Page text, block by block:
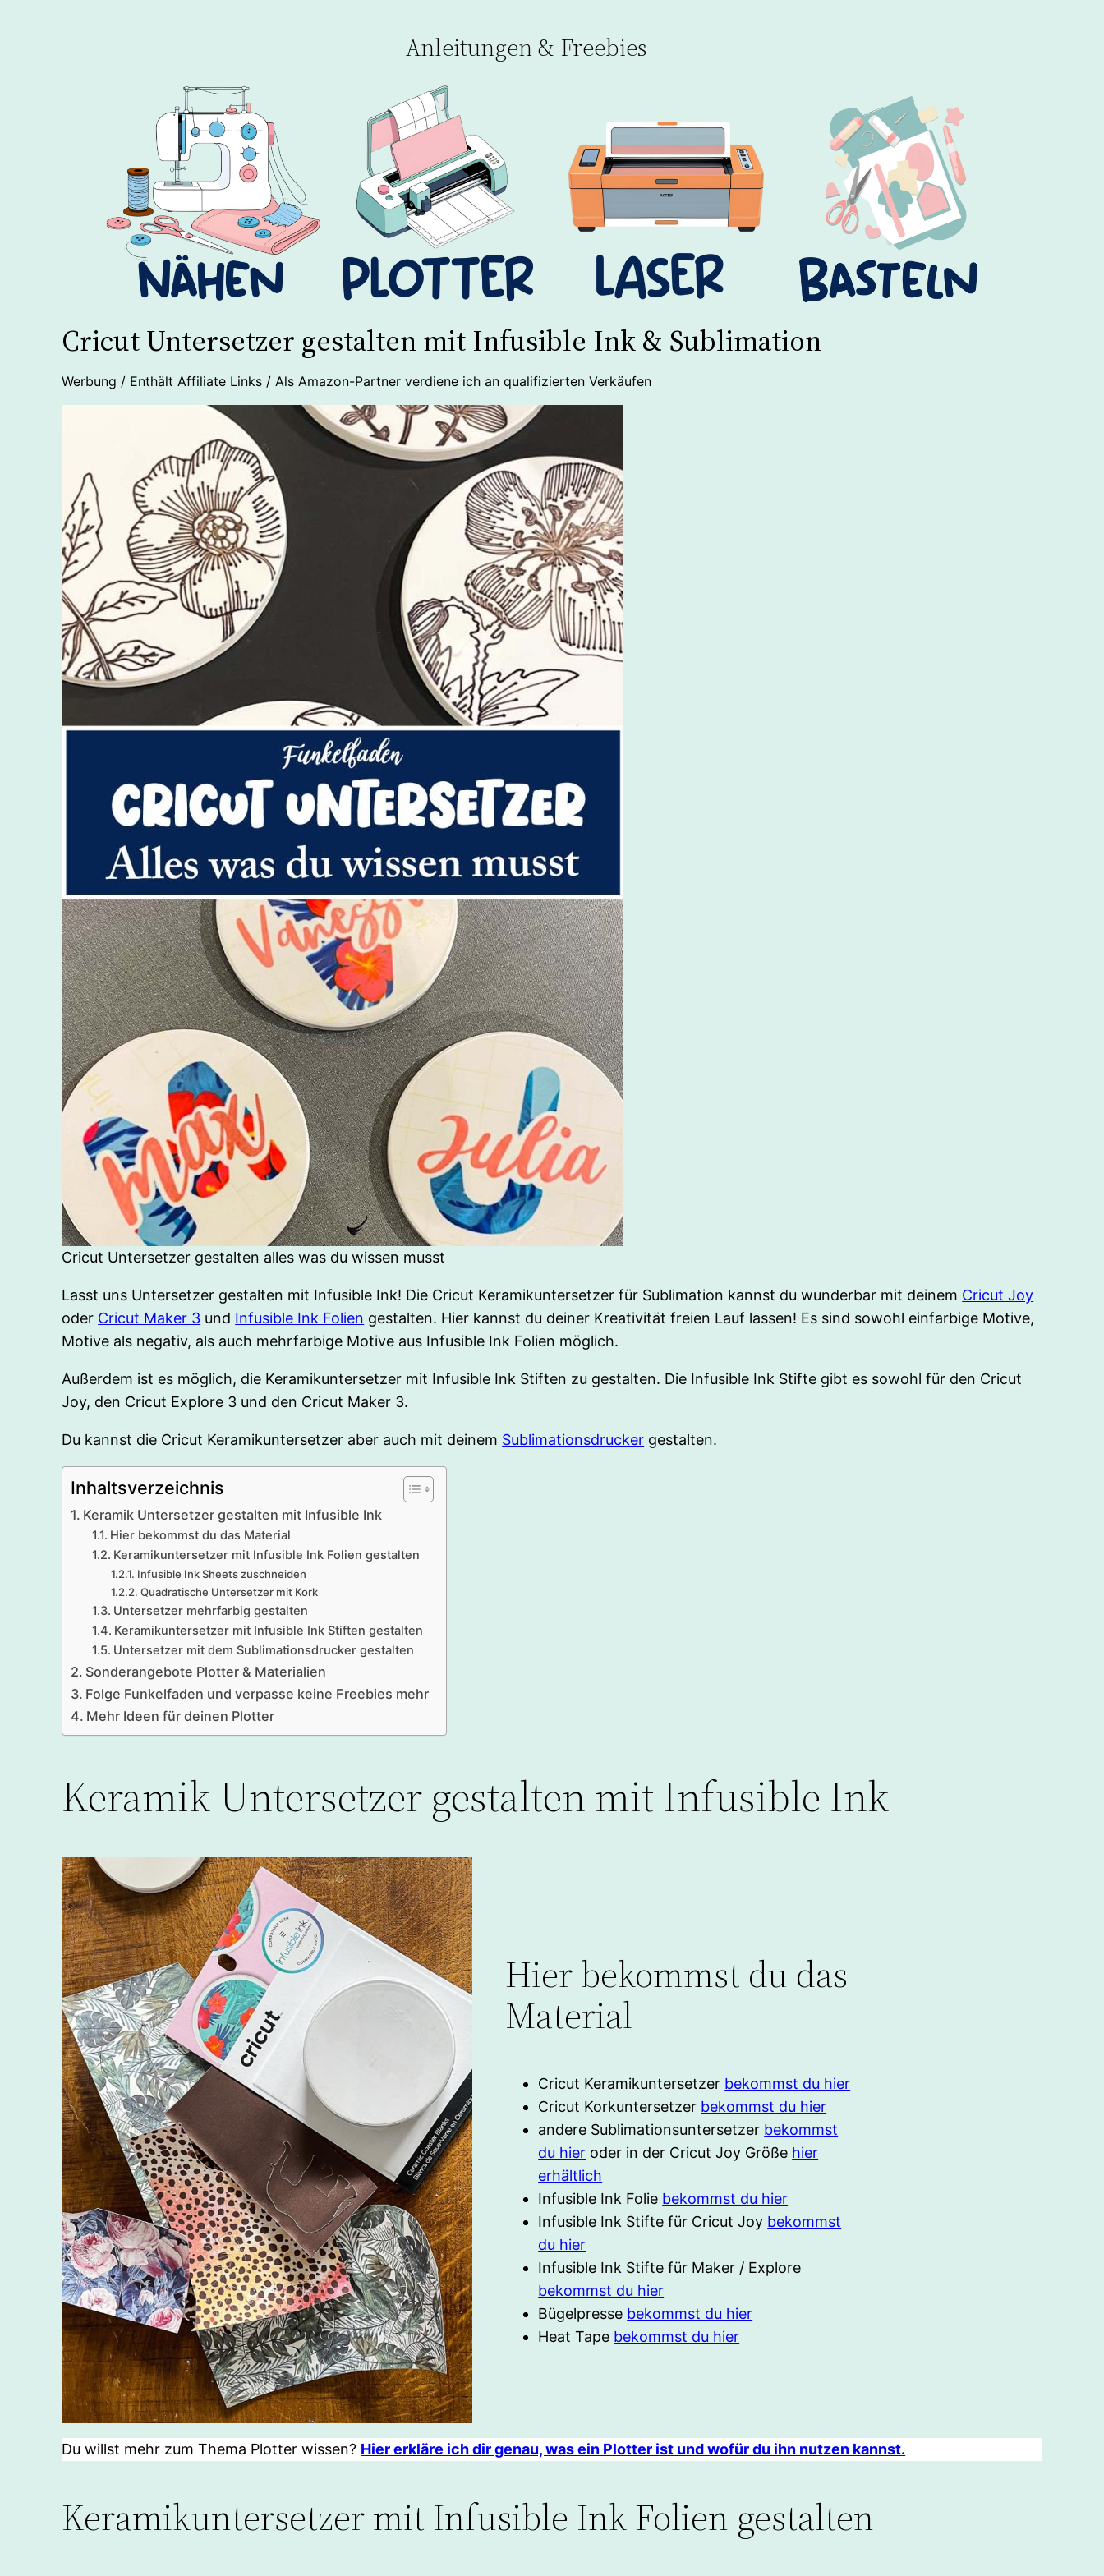
Anleitungen & Freebies
Cricut Untersetzer gestalten mit Infusible Ink & Sublimation
Werbung / Enthält Affiliate Links / Als Amazon-Partner verdiene ich an qualifizierten Verkäufen
Cricut Untersetzer gestalten alles was du wissen musst
Lasst uns Untersetzer gestalten mit Infusible Ink! Die Cricut Keramikuntersetzer für Sublimation kannst du wunderbar mit deinem Cricut Joy
oder Cricut Maker 3 und Infusible Ink Folien gestalten. Hier kannst du deiner Kreativität freien Lauf lassen! Es sind sowohl einfarbige Motive,
Motive als negativ, als auch mehrfarbige Motive aus Infusible Ink Folien möglich.
Außerdem ist es möglich, die Keramikuntersetzer mit Infusible Ink Stiften zu gestalten. Die Infusible Ink Stifte gibt es sowohl für den Cricut
Joy, den Cricut Explore 3 und den Cricut Maker 3.
Du kannst die Cricut Keramikuntersetzer aber auch mit deinem Sublimationsdrucker gestalten.
Inhaltsverzeichnis
Keramik Untersetzer gestalten mit Infusible Ink
Hier bekommst du das Material
Keramikuntersetzer mit Infusible Ink Folien gestalten
Infusible Ink Sheets zuschneiden
Quadratische Untersetzer mit Kork
Untersetzer mehrfarbig gestalten
Keramikuntersetzer mit Infusible Ink Stiften gestalten
Untersetzer mit dem Sublimationsdrucker gestalten
Sonderangebote Plotter & Materialien
Folge Funkelfaden und verpasse keine Freebies mehr
Mehr Ideen für deinen Plotter
Keramik Untersetzer gestalten mit Infusible Ink
Hier bekommst du das
Material
Cricut Keramikuntersetzer bekommst du hier
Cricut Korkuntersetzer bekommst du hier
andere Sublimationsuntersetzer bekommst
du hier oder in der Cricut Joy Größe hier
erhältlich
Infusible Ink Folie bekommst du hier
Infusible Ink Stifte für Cricut Joy bekommst
du hier
Infusible Ink Stifte für Maker / Explore
bekommst du hier
Bügelpresse bekommst du hier
Heat Tape bekommst du hier
Du willst mehr zum Thema Plotter wissen? Hier erkläre ich dir genau, was ein Plotter ist und wofür du ihn nutzen kannst.
Keramikuntersetzer mit Infusible Ink Folien gestalten